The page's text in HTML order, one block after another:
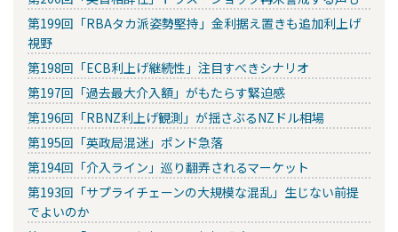
第199回「RBAタカ派姿勢堅持」金利据え置きも追加利上げ
視野
第198回「ECB利上げ継続性」注目すべきシナリオ
第197回「過去最大介入額」がもたらす緊迫感
第196回「RBNZ利上げ観測」が揺さぶるNZドル相場
第195回「英政局混迷」ポンド急落
第194回「介入ライン」巡り翻弄されるマーケット
第193回「サプライチェーンの大規模な混乱」生じない前提
でよいのか